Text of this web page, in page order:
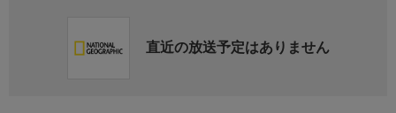
直近の放送予定はありません